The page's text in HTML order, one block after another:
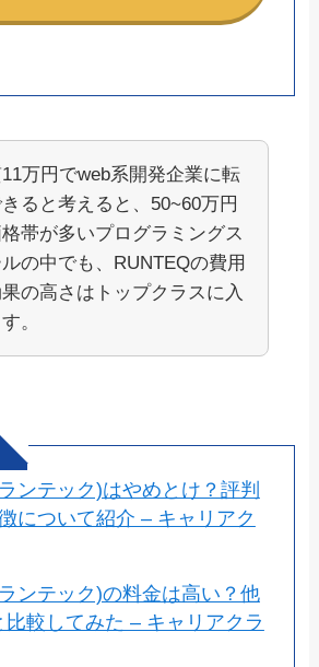
万円でweb系開発企業に転
ると考えると、50~60万円
帯が多いプログラミングス
の中でも、RUNTEQの費用
の高さはトップクラスに入
。
ンテック)はやめとけ？評判
について紹介 – キャリアク
ンテック)の料金は高い？他
較してみた – キャリアクラ